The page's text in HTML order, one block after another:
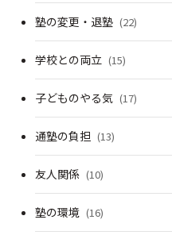
塾の変更・退塾 (22)
学校との両立 (15)
子どものやる気 (17)
通塾の負担 (13)
友人関係 (10)
塾の環境 (16)